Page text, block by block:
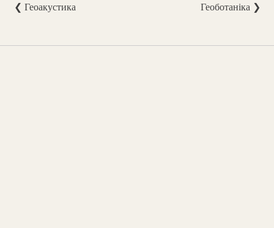
❮ Геоакустика Геоботаніка ❯